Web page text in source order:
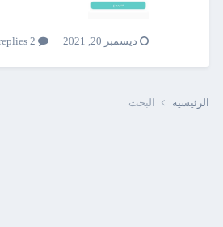
ديسمبر 20, 2021
الرئيسيه البحث